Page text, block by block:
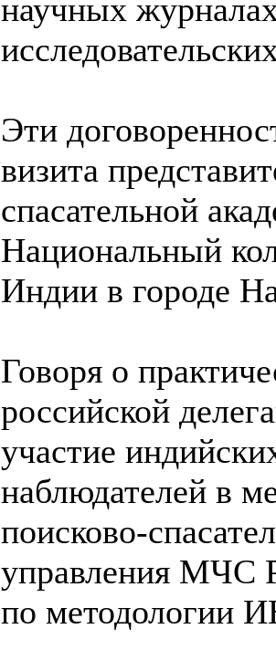
научных
Эти
визита
спасательной
Национальный
Индии в городе
Говоря о
российской
участие
наблюдателей в
поисково-
управления МЧС
по методологии